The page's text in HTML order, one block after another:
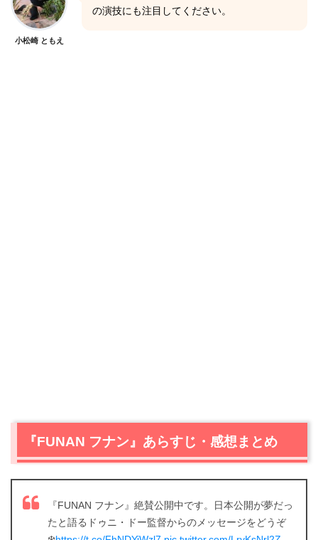
小松崎 ともえ
の演技にも注目してください。
『FUNAN フナン』あらすじ・感想まとめ
『FUNAN フナン』絶賛公開中です。日本公開が夢だっ
たと語るドゥニ・ドー監督からのメッセージをどうぞ